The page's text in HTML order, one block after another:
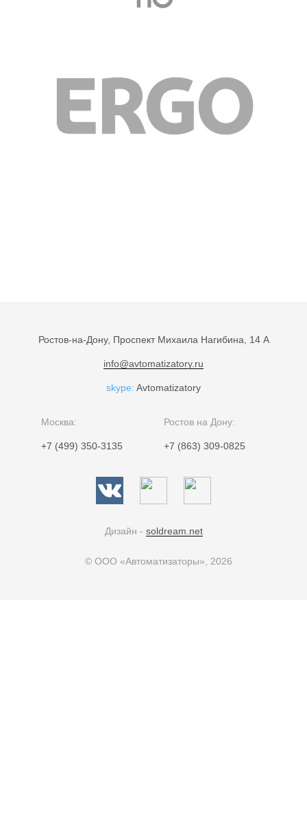
Ростов-на-Дону, Проспект Михаила Нагибина, 14 А
info@avtomatizatory.ru
skype: Avtomatizatory
Москва:
+7 (499) 350-3135
Ростов на Дону:
+7 (863) 309-0825
Дизайн - soldream.net
© ООО «Автоматизаторы», 2026